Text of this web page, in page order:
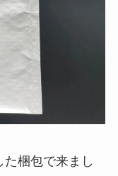
梱包で来まし